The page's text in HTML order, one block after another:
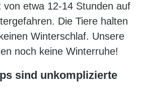
von etwa 12-14 Stunden auf
Die Tiere halten
Winterschlaf. Unsere
noch keine Winterruhe!
sind unkomplizierte